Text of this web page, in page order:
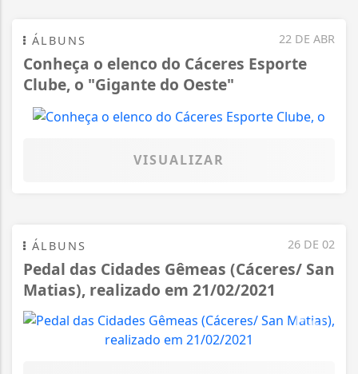
22 DE ABR
ÁLBUNS
Conheça o elenco do Cáceres Esporte
Clube, o "Gigante do Oeste"
VISUALIZAR
26 DE 02
ÁLBUNS
Pedal das Cidades Gêmeas (Cáceres/ San
Matias), realizado em 21/02/2021